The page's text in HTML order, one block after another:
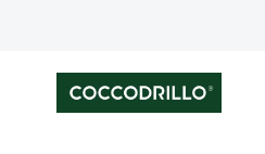
treści